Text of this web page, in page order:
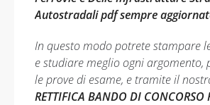
Autostradali pdf sempre
In questo modo potrete stampare
e studiare meglio ogni argomento,
le prove di esame, e tramite il
RETTIFICA BANDO DI CONCORSO